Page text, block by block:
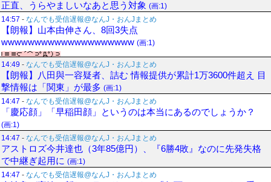
正直、うらやましいなあと思う対象 (画:1)
14:57 - なんでも受信遅報@なんJ・おんJまとめ
【朗報】山本由伸さん、8回3失点
wwwwwwwwwwwwwwwwwwww (画:1)
14:49 - なんでも受信遅報@なんJ・おんJまとめ
【朗報】八田與一容疑者、詰む 情報提供が累計1万3600件超え 目
撃情報は「関東」が最多 (画:1)
14:47 - なんでも受信遅報@なんJ・おんJまとめ
「慶応顔」「早稲田顔」というのは本当にあるのでしょうか？
(画:1)
14:47 - なんでも受信遅報@なんJ・おんJまとめ
アストロズ今井達也（3年85億円）、『6勝4敗』なのに先発失格
で中継ぎ起用に (画:1)
14:47 - なんでも受信遅報@なんJ・おんJまとめ